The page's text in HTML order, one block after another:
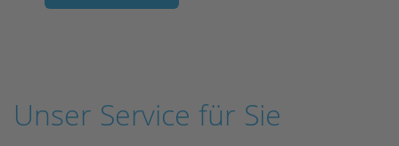
Unser Service für Sie